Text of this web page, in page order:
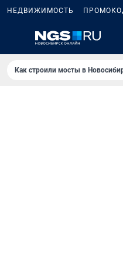
НЕДВИЖИМОСТЬ
Как строили мосты в